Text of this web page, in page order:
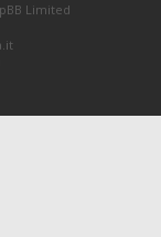
Limited